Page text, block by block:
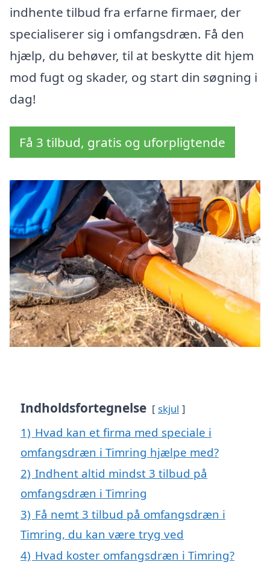
indhente tilbud fra erfarne firmaer, der
specialiserer sig i omfangsdræn. Få den
hjælp, du behøver, til at beskytte dit hjem
mod fugt og skader, og start din søgning i
dag!
Få 3 tilbud, gratis og uforpligtende
Indholdsfortegnelse skjul
1) Hvad kan et firma med speciale i
omfangsdræn i Timring hjælpe med?
2) Indhent altid mindst 3 tilbud på
omfangsdræn i Timring
3) Få nemt 3 tilbud på omfangsdræn i
Timring, du kan være tryg ved
4) Hvad koster omfangsdræn i Timring?